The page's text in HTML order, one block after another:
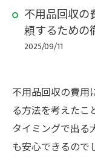
不用品回収の
頼するための
2025/09/11
不用品回収の費用
る方法を考えたこ
タイミングで出る
も安心できるので